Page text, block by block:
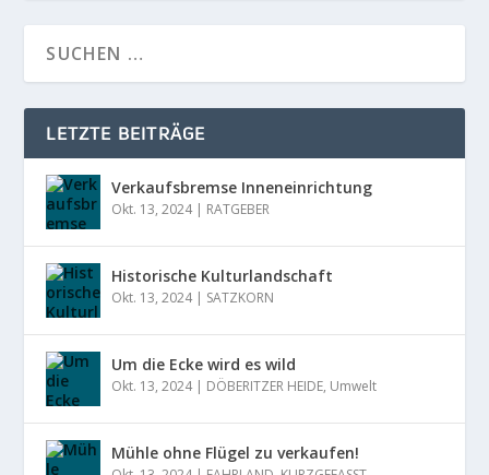
LETZTE BEITRÄGE
Verkaufsbremse Inneneinrichtung
Okt. 13, 2024| RATGEBER
Historische Kulturlandschaft
Okt. 13, 2024| SATZKORN
Um die Ecke wird es wild
Okt. 13, 2024| DÖBERITZER HEIDE, Umwelt
Mühle ohne Flügel zu verkaufen!